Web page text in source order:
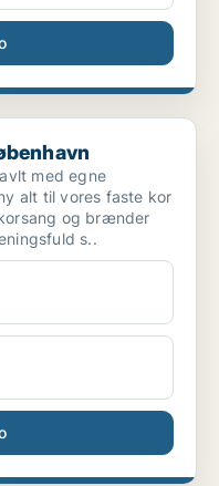
med egne
alt til vores faste kor
og brænder
s..